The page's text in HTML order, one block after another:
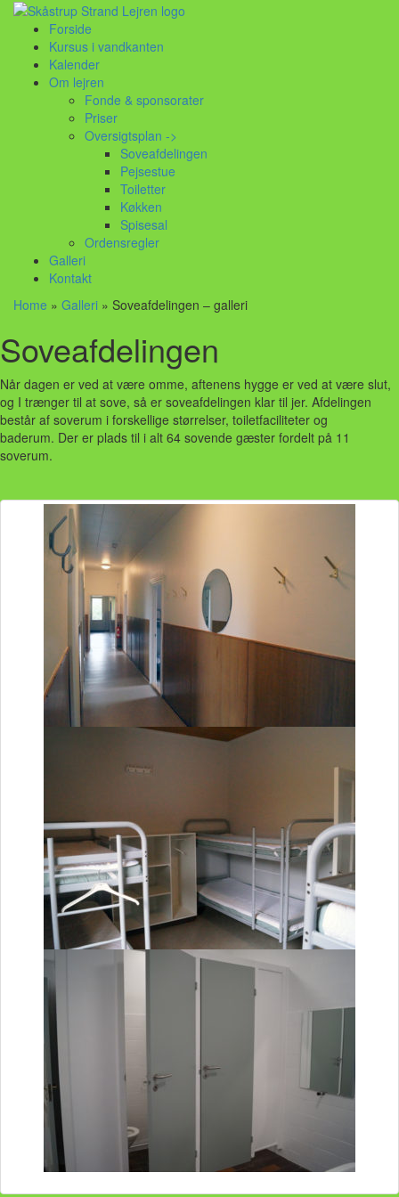
Forside
Kursus i vandkanten
Kalender
Om lejren
Fonde & sponsorater
Priser
Oversigtsplan ->
Soveafdelingen
Pejsestue
Toiletter
Køkken
Spisesal
Ordensregler
Galleri
Kontakt
Home » Galleri » Soveafdelingen – galleri
Soveafdelingen
Når dagen er ved at være omme, aftenens hygge er ved at være slut,
og I trænger til at sove, så er soveafdelingen klar til jer. Afdelingen
består af soverum i forskellige størrelser, toiletfaciliteter og
baderum. Der er plads til i alt 64 sovende gæster fordelt på 11
soverum.